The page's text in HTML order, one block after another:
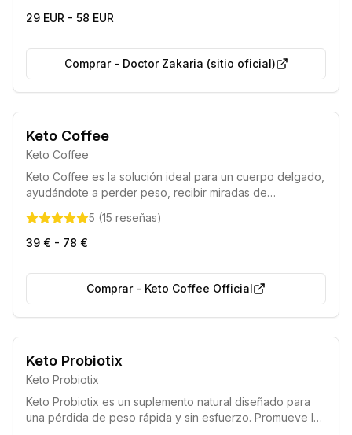
hipocalórica y un estilo de vida activo. Su fórmula ayuda
29 EUR - 58 EUR
Comprar- Doctor Zakaria (sitio oficial)
Certificado por la UE
Keto Coffee
Keto Coffee
Keto Coffee es la solución ideal para un cuerpo delgado,
ayudándote a perder peso, recibir miradas de
a tu estilo de vida habitual.
5 (15 reseñas)
39 € - 78 €
Comprar- Keto Coffee Official
Entrega Segura 50% de Descuento
Keto Probiotix
Keto Probiotix
Keto Probiotix es un suplemento natural diseñado para
una pérdida de peso rápida y sin esfuerzo. Promueve la